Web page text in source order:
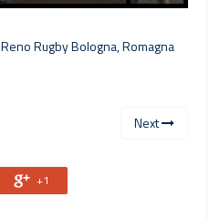
Reno Rugby Bologna,Romagna
Next
+1